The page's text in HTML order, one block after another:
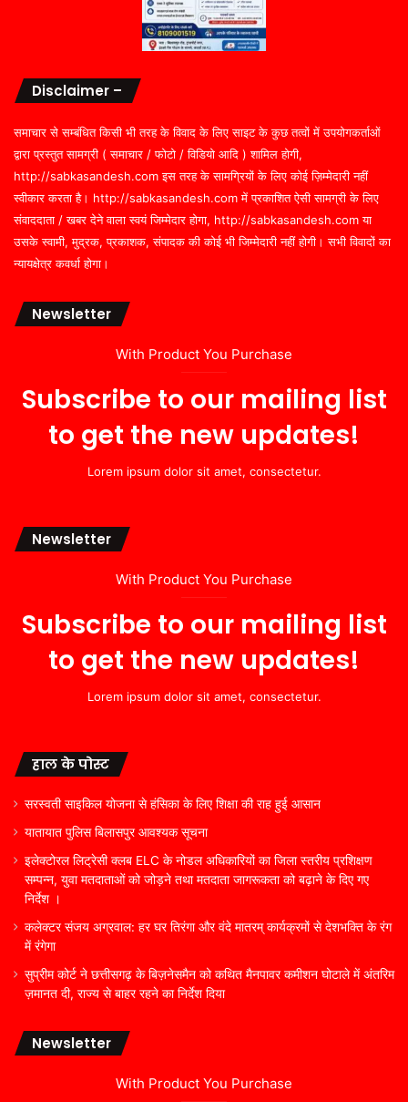
Disclaimer –
समाचार से सम्बंधित किसी भी तरह के विवाद के लिए साइट के कुछ तत्वों में उपयोगकर्ताओं
द्वारा प्रस्तुत सामग्री ( समाचार / फोटो / विडियो आदि ) शामिल होगी,
http://sabkasandesh.com इस तरह के सामग्रियों के लिए कोई ज़िम्मेदारी नहीं
स्वीकार करता है। http://sabkasandesh.com में प्रकाशित ऐसी सामग्री के लिए
संवाददाता / खबर देने वाला स्वयं जिम्मेदार होगा, http://sabkasandesh.com या
उसके स्वामी, मुद्रक, प्रकाशक, संपादक की कोई भी जिम्मेदारी नहीं होगी। सभी विवादों का
न्यायक्षेत्र कवर्धा होगा।
Newsletter
With Product You Purchase
Subscribe to our mailing list
to get the new updates!
Lorem ipsum dolor sit amet, consectetur.
Newsletter
With Product You Purchase
Subscribe to our mailing list
to get the new updates!
Lorem ipsum dolor sit amet, consectetur.
हाल के पोस्ट
सरस्वती साइकिल योजना से हंसिका के लिए शिक्षा की राह हुई आसान
यातायात पुलिस बिलासपुर आवश्यक सूचना
इलेक्टोरल लिट्रेसी क्लब ELC के नोडल अधिकारियों का जिला स्तरीय प्रशिक्षण
सम्पन्न, युवा मतदाताओं को जोड़ने तथा मतदाता जागरूकता को बढ़ाने के दिए गए
निर्देश ।
कलेक्टर संजय अग्रवाल: हर घर तिरंगा और वंदे मातरम् कार्यक्रमों से देशभक्ति के रंग
में रंगेगा
सुप्रीम कोर्ट ने छत्तीसगढ़ के बिज़नेसमैन को कथित मैनपावर कमीशन घोटाले में अंतरिम
ज़मानत दी, राज्य से बाहर रहने का निर्देश दिया
Newsletter
With Product You Purchase